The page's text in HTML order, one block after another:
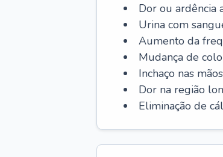
Dor ou ardência
Urina com
Aumento da
Mudança de
Inchaço nas
Dor na região
Eliminação de